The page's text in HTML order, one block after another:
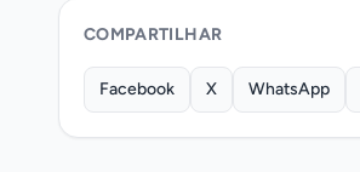
COMPARTILHAR
Facebook X WhatsApp